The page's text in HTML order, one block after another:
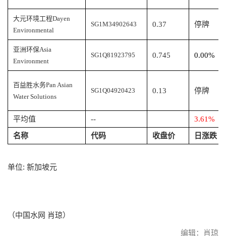
大元环境工程Dayen
Environmental
SG1M34902643 0.37 停牌
亚洲环保Asia
Environment
SG1Q81923795 0.745 0.00%
百益胜水务Pan Asian
Water Solutions
SG1Q04920423 0.13 停牌
平均值 -- 3.61%
名称 代码 收盘价 日涨跌
单位: 新加坡元
（中国水网 肖琼）
编辑：肖琼